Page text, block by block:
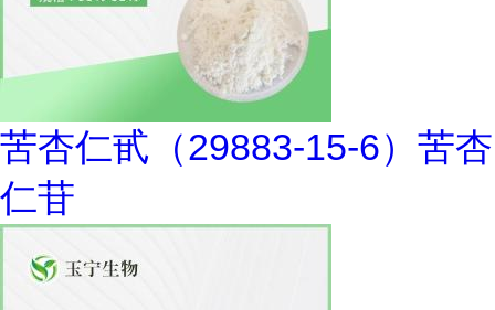
苦杏仁甙（29883-15-6）苦杏
仁苷